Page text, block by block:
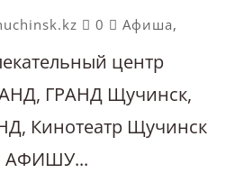
0 Афиша,
центр
ГРАНД Щучинск,
Кинотеатр Щучинск
АФИШУ...